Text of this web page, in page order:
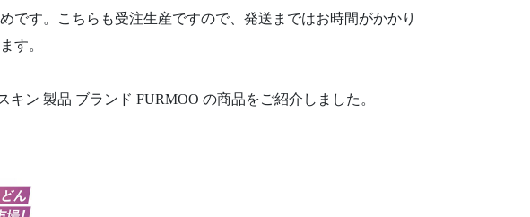
です。こちらも受注生産ですので、発送まではお時間がかかり
す。
ン 製品 ブランド FURMOO の商品をご紹介しました。